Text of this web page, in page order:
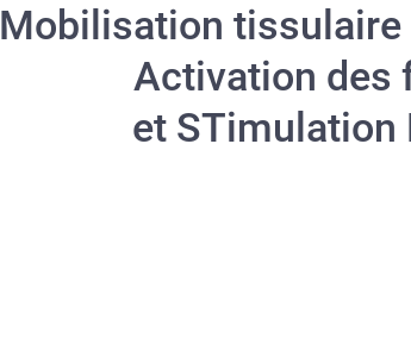
Mobilisation
Activation des
et STimulation